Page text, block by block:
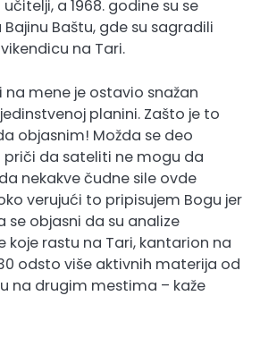
a 1968. godine su se
Baštu, gde su sagradili
na Tari.
na mene je ostavio snažan
planini. Zašto je to
objasnim! Možda se deo
priči da sateliti ne mogu da
nekakve čudne sile ovde
verujući to pripisujem Bogu jer
se objasni da su analize
koje rastu na Tari, kantarion na
odsto više aktivnih materija od
na drugim mestima – kaže